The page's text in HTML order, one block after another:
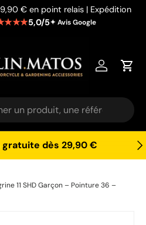
€ en point relais | Expédition
5,0/5✦ Avis Google
Se
gratuite dès 29,90 €
11 SHD Garçon – Pointure 36 –